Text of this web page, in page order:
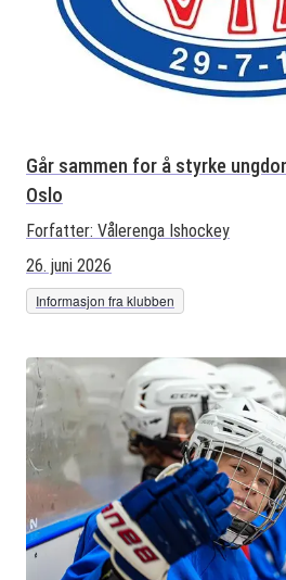
Går sammen for å styrke
Oslo
Forfatter: Vålerenga Ishockey
26. juni 2026
Informasjon fra klubben